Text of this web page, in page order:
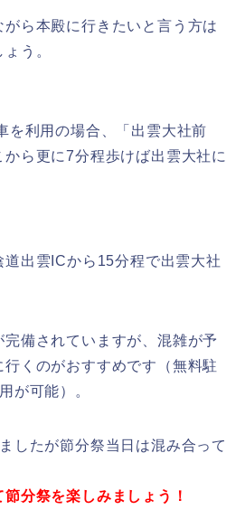
ら本殿に行きたいと言う方は
う。
を利用の場合、「出雲大社前
ら更に7分程歩けば出雲大社に
出雲ICから15分程で出雲大社
備されていますが、混雑が予
くのがおすすめです（無料駐
が可能）。
したが節分祭当日は混み合って
分祭を楽しみましょう！